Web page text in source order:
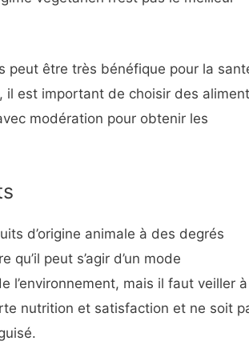
peut être très bénéfique pour la
il est important de choisir des
modération pour obtenir les
d’origine animale à des degrés
peut s’agir d’un mode
l’environnement, mais il faut veiller à
nutrition et satisfaction et ne soit